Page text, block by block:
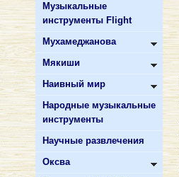
Музыкальные
инструменты Flight
Мухамеджанова
Мякиши
Наивный мир
Народные музыкальные
инструменты
Научные развлечения
Оксва